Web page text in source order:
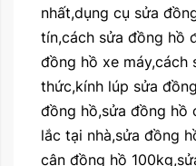
nhất,dụng cụ sửa
tín,cách sửa đồng hồ
đồng hồ xe máy,cách
thức,kính lúp sửa
đồng hồ,sửa đồng hồ
lắc tại nhà,sửa đồng
cân đồng hồ